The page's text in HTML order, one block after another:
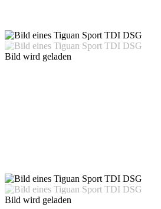
Bild wird geladen
Bild wird geladen